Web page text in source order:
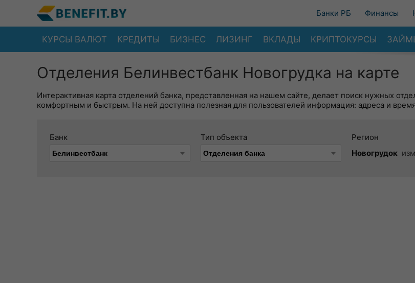
Банки РБ Финансы
КУРСЫ ВАЛЮТ КРЕДИТЫ БИЗНЕС ЛИЗИНГ ВКЛАДЫ КРИПТОКУРСЫ
Отделения Белинвестбанк Новогрудка на карте
Интерактивная карта отделений банка, представленная на нашем сайте, делает поиск нужных
комфортным и быстрым. На ней доступна полезная для пользователей информация: адреса и
Банк Тип объекта
Регион
Новогрудок